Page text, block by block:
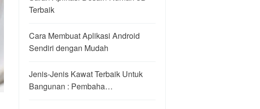
Terbaik
Cara Membuat Aplikasi Android
Sendiri dengan Mudah
Jenis-Jenis Kawat Terbaik Untuk
Bangunan : Pembaha…